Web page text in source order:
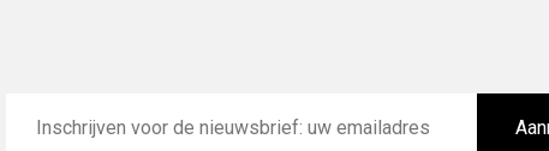
mailadres